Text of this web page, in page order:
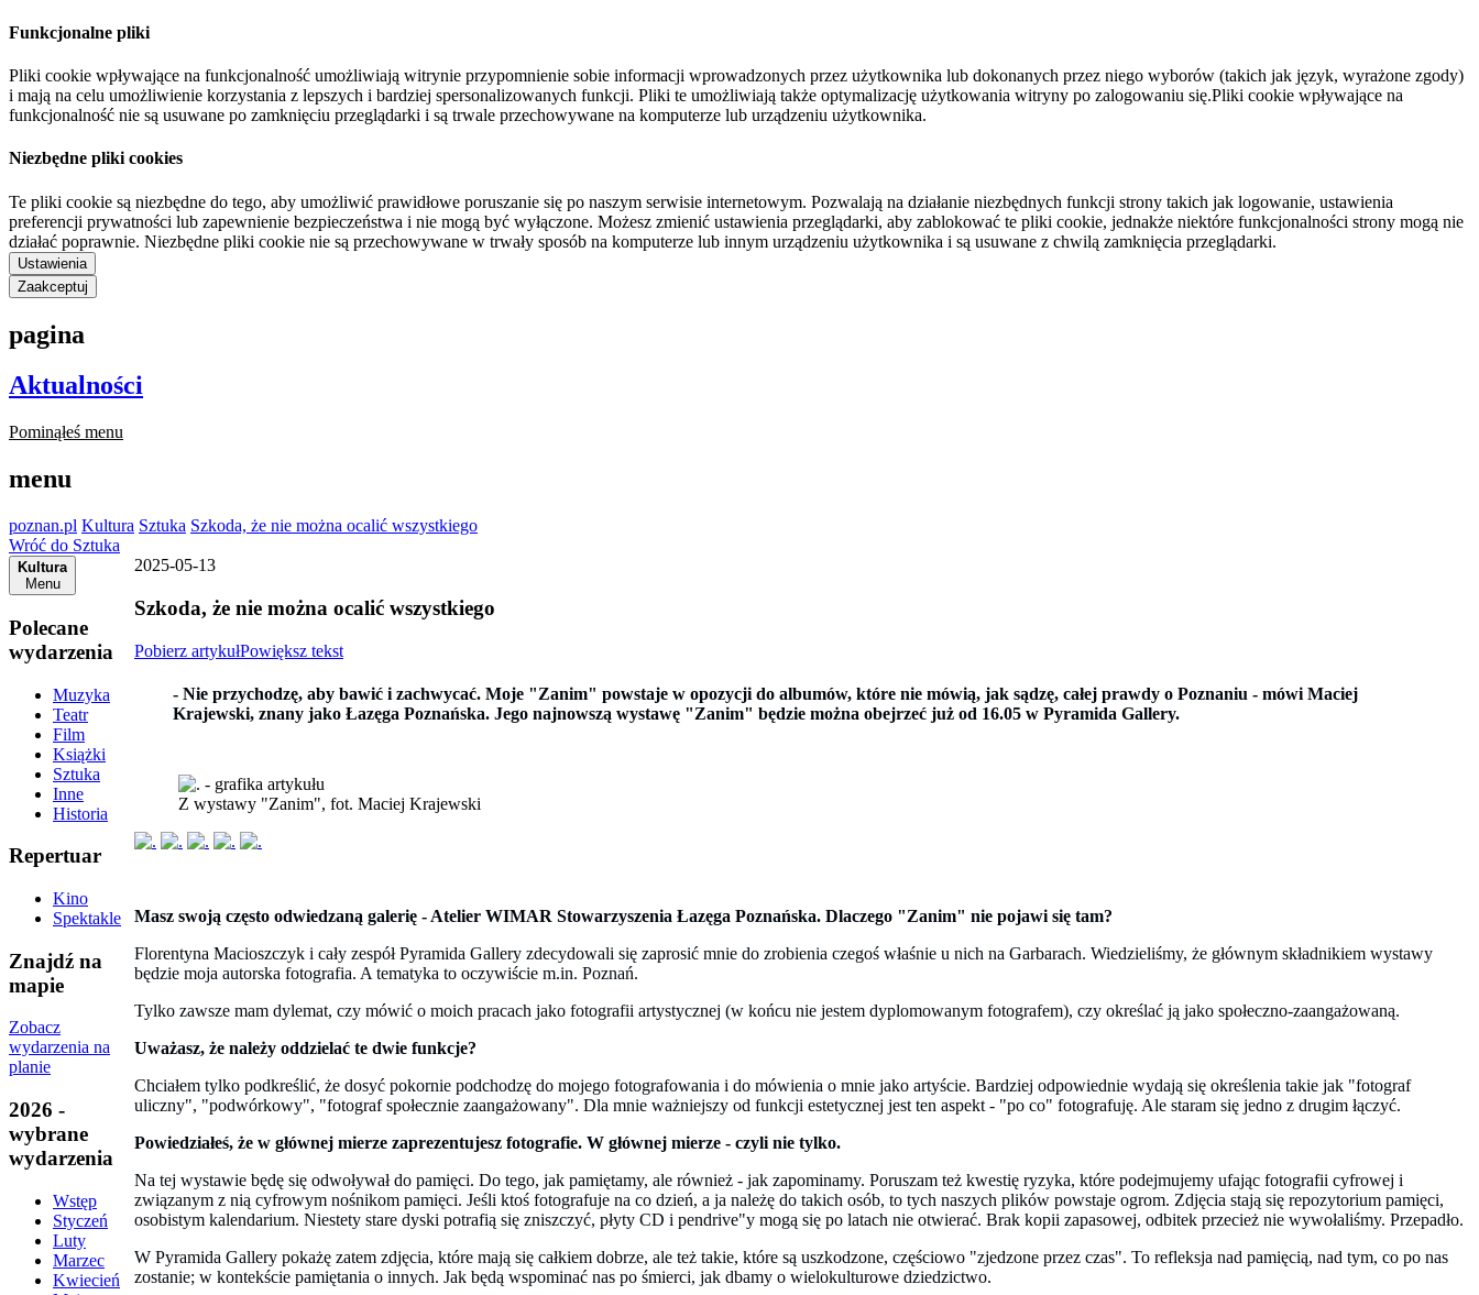
Funkcjonalne pliki
Pliki cookie wpływające na funkcjonalność umożliwiają witrynie przypomnienie sobie informacji wprowadzonych przez użytkownika lub dokonanych przez niego wyborów (takich jak język, wyrażone zgody)
i mają na celu umożliwienie korzystania z lepszych i bardziej spersonalizowanych funkcji. Pliki te umożliwiają także optymalizację użytkowania witryny po zalogowaniu się.Pliki cookie wpływające na
funkcjonalność nie są usuwane po zamknięciu przeglądarki i są trwale przechowywane na komputerze lub urządzeniu użytkownika.
Niezbędne pliki cookies
Te pliki cookie są niezbędne do tego, aby umożliwić prawidłowe poruszanie się po naszym serwisie internetowym. Pozwalają na działanie niezbędnych funkcji strony takich jak logowanie, ustawienia
preferencji prywatności lub zapewnienie bezpieczeństwa i nie mogą być wyłączone. Możesz zmienić ustawienia przeglądarki, aby zablokować te pliki cookie, jednakże niektóre funkcjonalności strony mogą nie
działać poprawnie. Niezbędne pliki cookie nie są przechowywane w trwały sposób na komputerze lub innym urządzeniu użytkownika i są usuwane z chwilą zamknięcia przeglądarki.
Ustawienia
Zaakceptuj
pagina
Aktualności
Pominąłeś menu
menu
poznan.pl Kultura Sztuka Szkoda, że nie można ocalić wszystkiego
Wróć do Sztuka
Kultura
Menu
Polecane
wydarzenia
Muzyka
Teatr
Film
Książki
Sztuka
Inne
Historia
Repertuar
Kino
Spektakle
Znajdź na
mapie
Zobacz
wydarzenia na
planie
2026 -
wybrane
wydarzenia
Wstęp
Styczeń
Luty
Marzec
Kwiecień
2025-05-13
Szkoda, że nie można ocalić wszystkiego
Pobierz artykułPowiększ tekst
- Nie przychodzę, aby bawić i zachwycać. Moje "Zanim" powstaje w opozycji do albumów, które nie mówią, jak sądzę, całej prawdy o Poznaniu - mówi Maciej
Krajewski, znany jako Łazęga Poznańska. Jego najnowszą wystawę "Zanim" będzie można obejrzeć już od 16.05 w Pyramida Gallery.
Z wystawy "Zanim", fot. Maciej Krajewski
Masz swoją często odwiedzaną galerię - Atelier WIMAR Stowarzyszenia Łazęga Poznańska. Dlaczego "Zanim" nie pojawi się tam?
Florentyna Macioszczyk i cały zespół Pyramida Gallery zdecydowali się zaprosić mnie do zrobienia czegoś właśnie u nich na Garbarach. Wiedzieliśmy, że głównym składnikiem wystawy
będzie moja autorska fotografia. A tematyka to oczywiście m.in. Poznań.
Tylko zawsze mam dylemat, czy mówić o moich pracach jako fotografii artystycznej (w końcu nie jestem dyplomowanym fotografem), czy określać ją jako społeczno-zaangażowaną.
Uważasz, że należy oddzielać te dwie funkcje?
Chciałem tylko podkreślić, że dosyć pokornie podchodzę do mojego fotografowania i do mówienia o mnie jako artyście. Bardziej odpowiednie wydają się określenia takie jak "fotograf
uliczny", "podwórkowy", "fotograf społecznie zaangażowany". Dla mnie ważniejszy od funkcji estetycznej jest ten aspekt - "po co" fotografuję. Ale staram się jedno z drugim łączyć.
Powiedziałeś, że w głównej mierze zaprezentujesz fotografie. W głównej mierze - czyli nie tylko.
Na tej wystawie będę się odwoływał do pamięci. Do tego, jak pamiętamy, ale również - jak zapominamy. Poruszam też kwestię ryzyka, które podejmujemy ufając fotografii cyfrowej i
związanym z nią cyfrowym nośnikom pamięci. Jeśli ktoś fotografuje na co dzień, a ja należę do takich osób, to tych naszych plików powstaje ogrom. Zdjęcia stają się repozytorium pamięci,
osobistym kalendarium. Niestety stare dyski potrafią się zniszczyć, płyty CD i pendrive"y mogą się po latach nie otwierać. Brak kopii zapasowej, odbitek przecież nie wywołaliśmy. Przepadło.
W Pyramida Gallery pokażę zatem zdjęcia, które mają się całkiem dobrze, ale też takie, które są uszkodzone, częściowo "zjedzone przez czas". To refleksja nad pamięcią, nad tym, co po nas
zostanie; w kontekście pamiętania o innych. Jak będą wspominać nas po śmierci, jak dbamy o wielokulturowe dziedzictwo.